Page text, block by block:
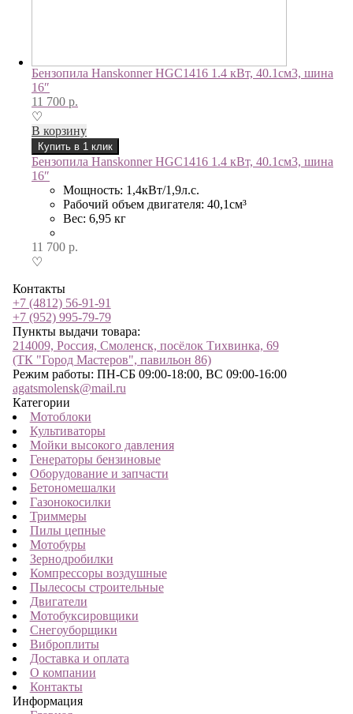
Бензопила Hanskonner HGC1416 1.4 кВт, 40.1см3, шина
16″
11 700 р.
♡
В корзину
Купить в 1 клик
Бензопила Hanskonner HGC1416 1.4 кВт, 40.1см3, шина
16″
Мощность: 1,4кВт/1,9л.с.
Рабочий объем двигателя: 40,1см³
Вес: 6,95 кг
11 700 р.
♡
Контакты
+7 (4812) 56-91-91
+7 (952) 995-79-79
Пункты выдачи товара:
214009, Россия, Смоленск, посёлок Тихвинка, 69
(ТК "Город Мастеров", павильон 86)
Режим работы: ПН-СБ 09:00-18:00, ВС 09:00-16:00
agatsmolensk@mail.ru
Категории
Мотоблоки
Культиваторы
Мойки высокого давления
Генераторы бензиновые
Оборудование и запчасти
Бетономешалки
Газонокосилки
Триммеры
Пилы цепные
Мотобуры
Зернодробилки
Компрессоры воздушные
Пылесосы строительные
Двигатели
Мотобуксировщики
Снегоуборщики
Виброплиты
Доставка и оплата
О компании
Контакты
Информация